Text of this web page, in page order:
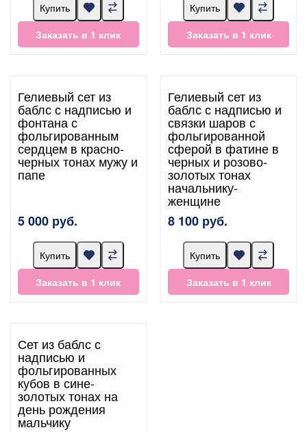
Купить
Заказать в 1 клик
Купить
Заказать в 1 клик
Гелиевый сет из
баблс с надписью и
фонтана с
фольгированным
сердцем в красно-
черных тонах мужу и
папе
5 000 руб.
Купить
Заказать в 1 клик
Гелиевый сет из
баблс с надписью и
связки шаров с
фольгированной
сферой в фатине в
черных и розово-
золотых тонах
начальнику-
женщине
8 100 руб.
Купить
Заказать в 1 клик
Сет из баблс с
надписью и
фольгированных
кубов в сине-
золотых тонах на
день рождения
мальчику